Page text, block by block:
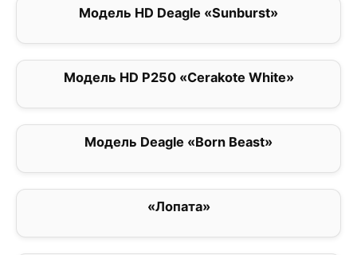
Модель HD Deagle «Sunburst»
Модель HD P250 «Cerakote White»
Модель Deagle «Born Beast»
«Лопата»